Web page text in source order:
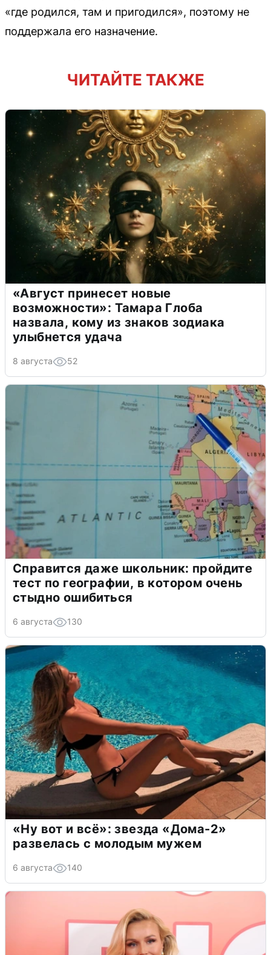
«где родился, там и пригодился», поэтому не
поддержала его назначение.
ЧИТАЙТЕ ТАКЖЕ
«Август принесет новые
возможности»: Тамара Глоба
назвала, кому из знаков зодиака
улыбнется удача
8 августа 52
Справится даже школьник: пройдите
тест по географии, в котором очень
стыдно ошибиться
6 августа 130
«Ну вот и всё»: звезда «Дома-2»
развелась с молодым мужем
6 августа 140